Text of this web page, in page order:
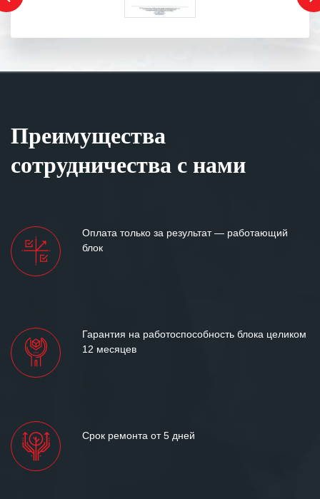
Преимущества
сотрудничества с нами
Оплата только за результат — работающий
блок
Гарантия на работоспособность блока целиком
12 месяцев
Срок ремонта от 5 дней